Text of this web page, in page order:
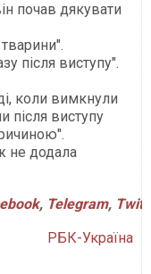
почав дякувати
після виступу".
коли вимкнули
після виступу
не додала
, Telegram,
РБК-Україна